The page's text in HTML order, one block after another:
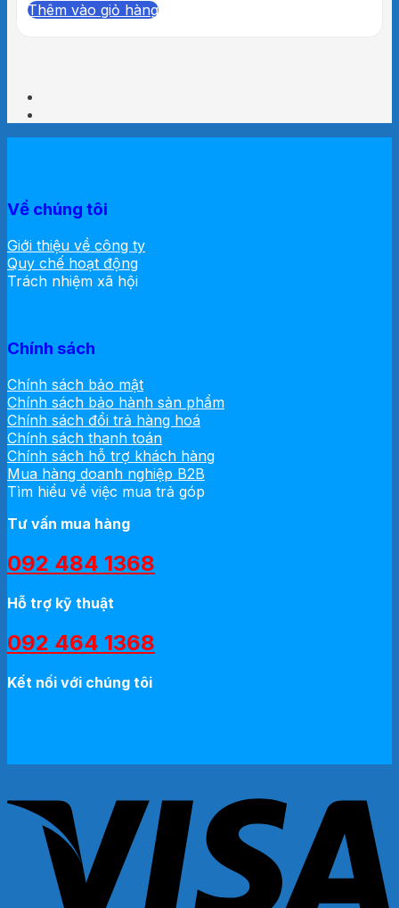
Thêm vào giỏ hàng
Về chúng tôi
Giới thiệu về công ty
Quy chế hoạt động
Trách nhiệm xã hội
Chính sách
Chính sách bảo mật
Chính sách bảo hành sản phẩm
Chính sách đổi trả hàng hoá
Chính sách thanh toán
Chính sách hỗ trợ khách hàng
Mua hàng doanh nghiệp B2B
Tìm hiểu về việc mua trả góp
Tư vấn mua hàng
092 484 1368
Hỗ trợ kỹ thuật
092 464 1368
Kết nối với chúng tôi